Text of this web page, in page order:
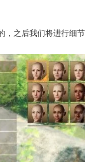
，之后我们将进行细